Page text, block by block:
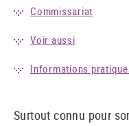
Commissariat
Voir aussi
Informations
Surtout connu pour